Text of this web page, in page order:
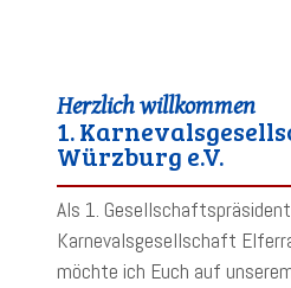
Herzlich willkommen
1.
Würzburg e.V.
Als 1.
Karnevalsgesellschaft
möchte ich Euch auf